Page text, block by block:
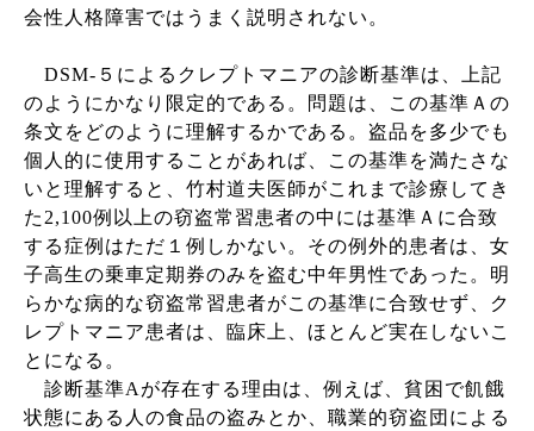
会性人格障害ではうまく説明されない。
DSM- ５によるクレプトマニアの診断基準は、上記
のようにかなり限定的である。問題は、この基準Ａの
条文をどのように理解するかである。盗品を多少でも
個人的に使用することがあれば、この基準を満たさな
いと理解すると、竹村道夫医師がこれまで診療してき
た 2,100例以上の窃盗常習患者の中には基準Ａに合致
する症例はただ１例しかない。その例外的患者は、女
子高生の乗車定期券のみを盗む中年男性であった。明
らかな病的な窃盗常習患者がこの基準に合致せず、ク
レプトマニア患者は、臨床上、ほとんど実在しないこ
とになる。
診断基準A が存在する理由は、例えば、貧困で飢餓
状態にある人の食品の盗みとか、職業的窃盗団による